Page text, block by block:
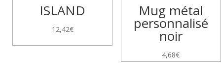
ISLAND
12,42€
Mug métal
personnalisé
noir
4,68€